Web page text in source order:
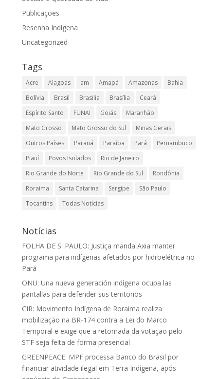
Publicações
Resenha Indígena
Uncategorized
Tags
Acre Alagoas am Amapá Amazonas
Bahia
Bolívia
Brasil Brasilia Brasília
Ceará
Espírito Santo
FUNAI Goiás
Maranhão
Mato Grosso
Mato Grosso do Sul
Minas Gerais
Outros Países
Paraná Paraíba Pará
Pernambuco
Piauí
Povos Isolados
Rio de Janeiro
Rio Grande do Norte
Rio Grande do Sul
Rondônia
Roraima
Santa Catarina Sergipe
São Paulo
Tocantins
Todas Notícias
Notícias
FOLHA DE S. PAULO: Justiça manda Axia manter
programa para indígenas afetados por hidroelétrica no
Pará
ONU: Una nueva generación indígena ocupa las
pantallas para defender sus territorios
CIR: Movimento Indígena de Roraima realiza
mobilização na BR-174 contra a Lei do Marco
Temporal e exige que a retomada da votação pelo
STF seja feita de forma presencial
GREENPEACE: MPF processa Banco do Brasil por
financiar atividade ilegal em Terra Indígena, após